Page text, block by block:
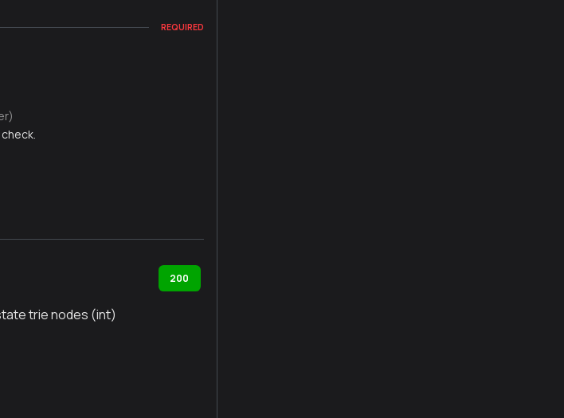
REQUIRED
200
trie nodes (int)